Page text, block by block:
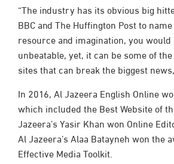
“The industry has its obvious big
BBC and The Huffington Post to
resource and imagination, you
unbeatable, yet, it can be some of
sites that can break the biggest
In 2016, Al Jazeera English Online
which included the Best Website of
Jazeera’s Yasir Khan won Online
Al Jazeera’s Alaa Batayneh won the
Effective Media Toolkit.